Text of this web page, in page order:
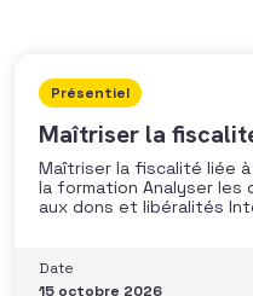
Présentiel
Maîtriser la
Maîtriser la fiscalité liée
la formation Analyser
aux dons et libéralités
situations nécessitant un
Compétences et
Date
15 octobre 2026